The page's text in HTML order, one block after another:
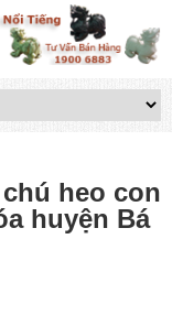
heo con
huyện Bá